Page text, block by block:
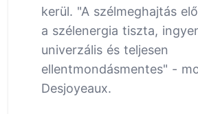
kerül. "A szélmeghajtás
a szélenergia tiszta,
univerzális és teljesen
ellentmondásmentes" -
Desjoyeaux.